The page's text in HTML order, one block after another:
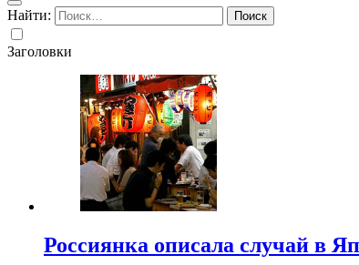
Найти:
Заголовки
Россиянка описала случай в